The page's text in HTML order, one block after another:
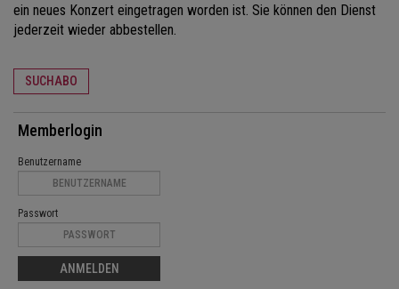
ein neues Konzert eingetragen worden ist. Sie können den Dienst
jederzeit wieder abbestellen.
SUCHABO
Memberlogin
Benutzername
Passwort
ANMELDEN